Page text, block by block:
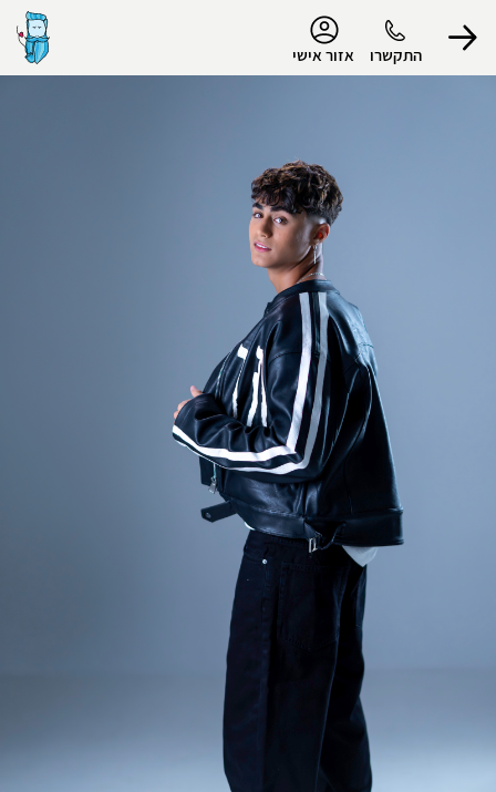
התקשרו אזור אישי